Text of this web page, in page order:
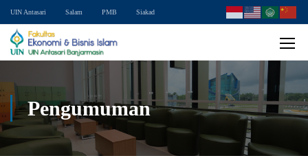
UIN Antasari Salam PMB Siakad
Pengumuman